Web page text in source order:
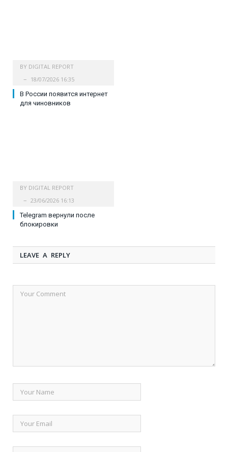
BY DIGITAL REPORT
18/07/2026 16:35
В России появится интернет
для чиновников
BY DIGITAL REPORT
23/06/2026 16:13
Telegram вернули после
блокировки
LEAVE A REPLY